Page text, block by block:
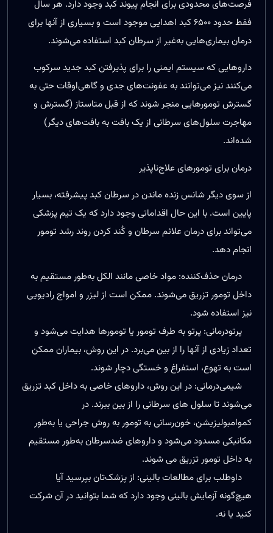
فرصت‌های محدودی برای انجام پیوند کبد وجود دارد. هر سال
فقط حدود ۶۵۰۰ کبد اهدایی موجود است و بسیاری از آنها برای
درمان بیماری‌هایی به‌غیر از سرطان کبد استفاده می‌شوند.
داروهایی که سیستم ایمنی را برای پذیرفتن کبد جدید سرکوب
می‌کنند نیز می‌توانند به عفونت‌های جدی و گاهی‌اوقات حتی به
گسترش تومورهایی منجر شوند که از قبل متاستاز (گسترش و
مهاجرت سلول‌های سرطانی از یک بافت به بافت‌های دیگر)
شده‌اند.
درمان برای تومورهای علاج‌ناپذیر
از سوی دیگر شانس زنده ماندن در سرطان کبد پیشرفته، بسیار
پایین است. با این حال اقداماتی وجود دارد که یک تیم پزشکی
می‌تواند برای درمان علائم سرطان و کُند کردن روند رشد تومور
انجام دهد.
درمان حذف‌کننده: مواد خاصی مانند الکل به‌طور مستقیم به
داخل تومور تزریق می‌شوند. ممکن است از لیزر و امواج رادیویی
نیز استفاده شود.
پرتودرمانی: پرتو به طرف تومور یا تومورها هدایت می‌شود و
تعداد زیادی از آنها را از بین می‌برد. در این روش، بیماران ممکن
است به تهوع، استفراغ و خستگی دچار شوند.
شیمی‌درمانی: در این روش، داروهای خاصی به داخل کبد تزریق
می‌شوند تا سلول های سرطانی را از بین ببرند. در
کموامبولیزیشن، خون‌رسانی به تومور به روش جراحی یا به‌طور
مکانیکی مسدود می‌شود و داروهای ضدسرطان به‌طور مستقیم
به داخل تومور تزریق می شوند.
داوطلب برای مطالعات بالینی: از پزشک‌تان بپرسید آیا
هیچ‌گونه آزمایش بالینی وجود دارد که شما بتوانید در آن شرکت
کنید یا نه.